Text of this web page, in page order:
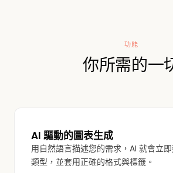
功能
你所需的一
AI 驅動的圖表生成
用自然語言描述您的需求，AI 就會立
類型，並套用正確的格式與標籤。